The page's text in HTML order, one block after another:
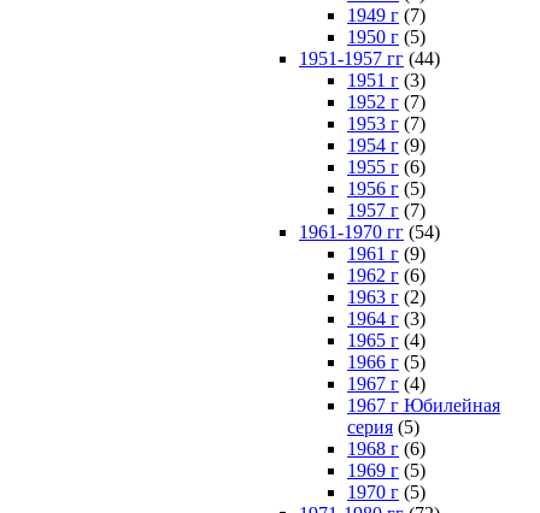
1949 г (7)
1950 г (5)
1951-1957 гг (44)
1951 г (3)
1952 г (7)
1953 г (7)
1954 г (9)
1955 г (6)
1956 г (5)
1957 г (7)
1961-1970 гг (54)
1961 г (9)
1962 г (6)
1963 г (2)
1964 г (3)
1965 г (4)
1966 г (5)
1967 г (4)
1967 г Юбилейная
серия (5)
1968 г (6)
1969 г (5)
1970 г (5)